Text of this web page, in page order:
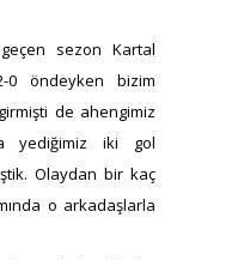
sezon Kartal
0 öndeyken bizim
de ahengimiz
yediğimiz iki gol
Olaydan bir kaç
o arkadaşlarla